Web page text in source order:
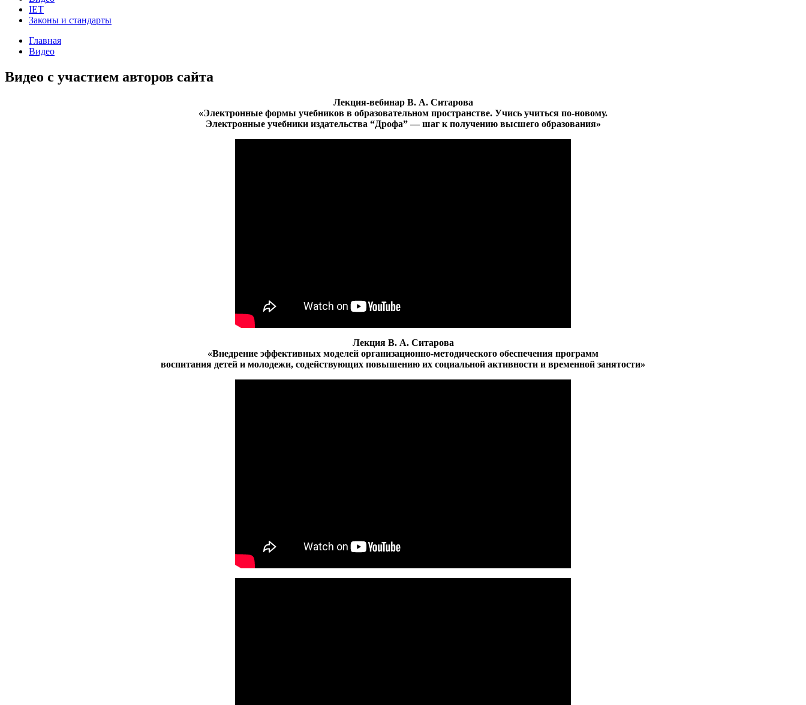
IET
Законы и стандарты
Главная
Видео
Видео с участием авторов сайта
Лекция-вебинар В. А. Ситарова
«Электронные формы учебников в образовательном пространстве. Учись учиться по-новому.
Электронные учебники издательства “Дрофа” — шаг к получению высшего образования»
Лекция В. А. Ситарова
«Внедрение эффективных моделей организационно-методического обеспечения программ
воспитания детей и молодежи, содействующих повышению их социальной активности и временной занятости»